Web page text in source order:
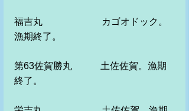
福吉丸　　　　　　 カゴオドック。
漁期終了。
第63佐賀勝丸　　　土佐佐賀。漁期
終了。